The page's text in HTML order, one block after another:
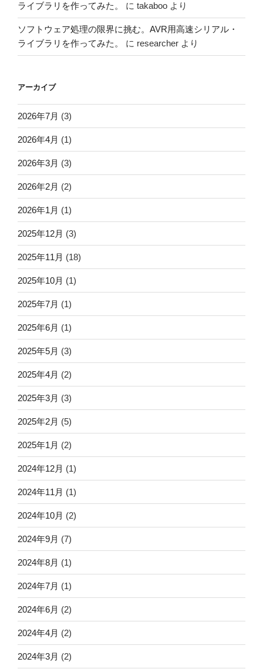
ライブラリを作ってみた。
に takaboo より
ソフトウェア処理の限界に挑む。AVR用高速シリアル・
ライブラリを作ってみた。
に researcher より
アーカイブ
2026年7月 (3)
2026年4月 (1)
2026年3月 (3)
2026年2月 (2)
2026年1月 (1)
2025年12月 (3)
2025年11月 (18)
2025年10月 (1)
2025年7月 (1)
2025年6月 (1)
2025年5月 (3)
2025年4月 (2)
2025年3月 (3)
2025年2月 (5)
2025年1月 (2)
2024年12月 (1)
2024年11月 (1)
2024年10月 (2)
2024年9月 (7)
2024年8月 (1)
2024年7月 (1)
2024年6月 (2)
2024年4月 (2)
2024年3月 (2)